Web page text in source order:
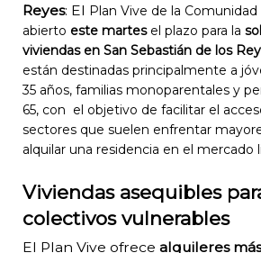
Reyes: El Plan Vive de la
abierto este martesel plazo para la
viviendas en San Sebastián de los
están destinadas principalmente a
35 años, familias monoparentales y
65, con el objetivo de facilitar el
sectores que suelen enfrentar
alquilar una residencia en el mercado
Viviendas asequibles
colectivos vulnerables
El Plan Vive ofrece alquileres